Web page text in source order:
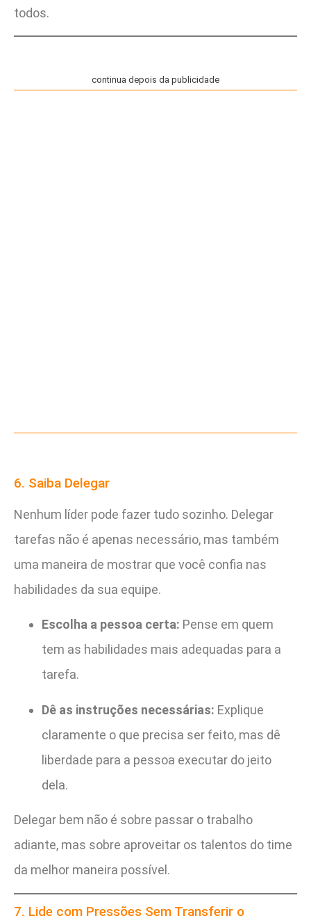
todos.
continua depois da publicidade
6. Saiba Delegar
Nenhum líder pode fazer tudo sozinho. Delegar
tarefas não é apenas necessário, mas também
uma maneira de mostrar que você confia nas
habilidades da sua equipe.
Escolha a pessoa certa: Pense em quem
tem as habilidades mais adequadas para a
tarefa.
Dê as instruções necessárias: Explique
claramente o que precisa ser feito, mas dê
liberdade para a pessoa executar do jeito
dela.
Delegar bem não é sobre passar o trabalho
adiante, mas sobre aproveitar os talentos do time
da melhor maneira possível.
7. Lide com Pressões Sem Transferir o